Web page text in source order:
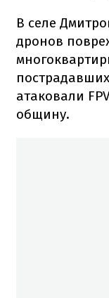
В селе
дронов
атаковали
общину.